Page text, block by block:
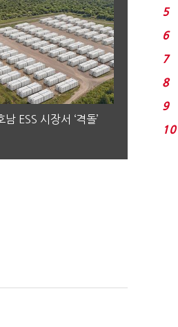
ESS 시장서 ‘격돌’
5
6
7
8
9
10